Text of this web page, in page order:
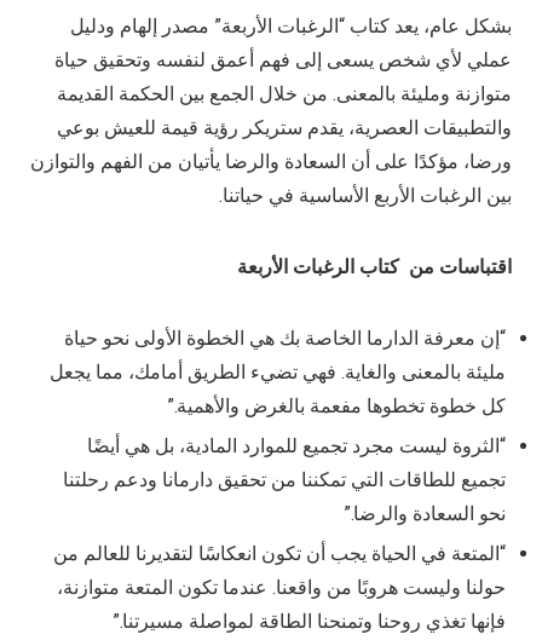
بشكل عام، يعد كتاب “الرغبات الأربعة” مصدر إلهام ودليل
عملي لأي شخص يسعى إلى فهم أعمق لنفسه وتحقيق حياة
متوازنة ومليئة بالمعنى. من خلال الجمع بين الحكمة القديمة
والتطبيقات العصرية، يقدم ستريكر رؤية قيمة للعيش بوعي
ورضا، مؤكدًا على أن السعادة والرضا يأتيان من الفهم والتوازن
بين الرغبات الأربع الأساسية في حياتنا.
اقتباسات من كتاب الرغبات الأربعة
“إن معرفة الدارما الخاصة بك هي الخطوة الأولى نحو حياة
مليئة بالمعنى والغاية. فهي تضيء الطريق أمامك، مما يجعل
كل خطوة تخطوها مفعمة بالغرض والأهمية.”
“الثروة ليست مجرد تجميع للموارد المادية، بل هي أيضًا
تجميع للطاقات التي تمكننا من تحقيق دارمانا ودعم رحلتنا
نحو السعادة والرضا.”
“المتعة في الحياة يجب أن تكون انعكاسًا لتقديرنا للعالم من
حولنا وليست هروبًا من واقعنا. عندما تكون المتعة متوازنة،
فإنها تغذي روحنا وتمنحنا الطاقة لمواصلة مسيرتنا.”